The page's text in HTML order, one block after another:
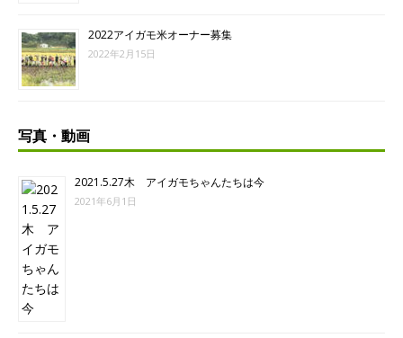
2022アイガモ米オーナー募集
2022年2月15日
写真・動画
2021.5.27木 アイガモちゃんたちは今
2021年6月1日